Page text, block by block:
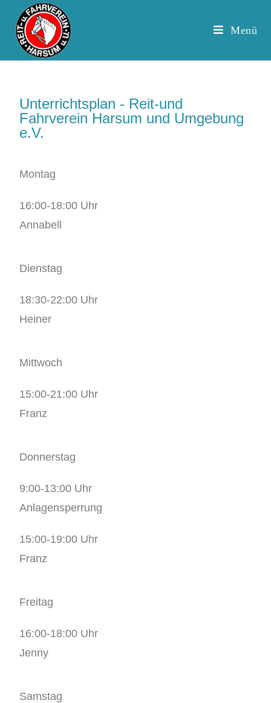
Menü
Unterrichtsplan - Reit-und
Fahrverein Harsum und Umgebung
e.V.
Montag
16:00-18:00 Uhr
Annabell
Dienstag
18:30-22:00 Uhr
Heiner
Mittwoch
15:00-21:00 Uhr
Franz
Donnerstag
9:00-13:00 Uhr
Anlagensperrung
15:00-19:00 Uhr
Franz
Freitag
16:00-18:00 Uhr
Jenny
Samstag